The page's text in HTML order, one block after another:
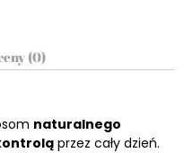
(0)
naturalnego
przez cały dzień.